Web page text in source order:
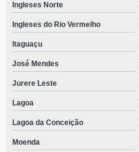
Ingleses Norte
Ingleses do Rio Vermelho
Itaguaçu
José Mendes
Jurere Leste
Lagoa
Lagoa da Conceição
Moenda